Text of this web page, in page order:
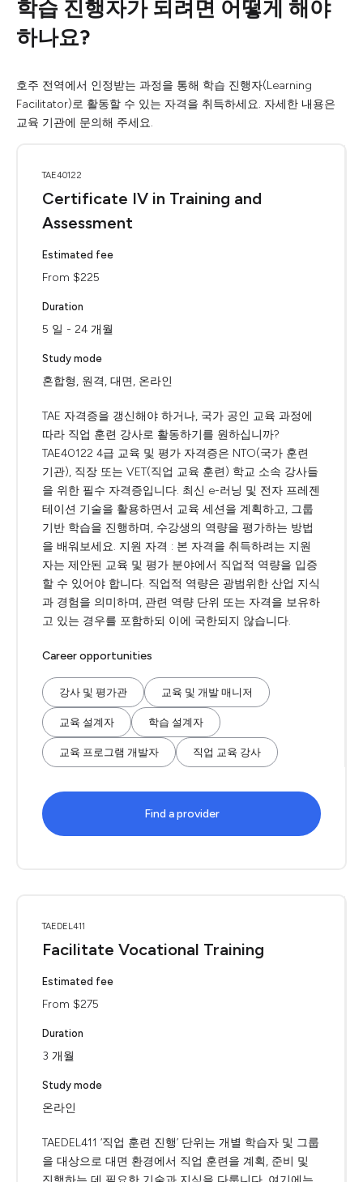
학습 진행자가 되려면 어떻게 해야
하나요?
호주 전역에서 인정받는 과정을 통해 학습 진행자(Learning
Facilitator)로 활동할 수 있는 자격을 취득하세요. 자세한 내용은
교육 기관에 문의해 주세요.
TAE40122
Certificate IV in Training and
Assessment
Estimated fee
From $225
Duration
5 일 - 24 개월
Study mode
혼합형, 원격, 대면, 온라인
TAE 자격증을 갱신해야 하거나, 국가 공인 교육 과정에
따라 직업 훈련 강사로 활동하기를 원하십니까?
TAE40122 4급 교육 및 평가 자격증은 NTO(국가 훈련
기관), 직장 또는 VET(직업 교육 훈련) 학교 소속 강사들
을 위한 필수 자격증입니다. 최신 e-러닝 및 전자 프레젠
테이션 기술을 활용하면서 교육 세션을 계획하고, 그룹
기반 학습을 진행하며, 수강생의 역량을 평가하는 방법
을 배워보세요. 지원 자격 : 본 자격을 취득하려는 지원
자는 제안된 교육 및 평가 분야에서 직업적 역량을 입증
할 수 있어야 합니다. 직업적 역량은 광범위한 산업 지식
과 경험을 의미하며, 관련 역량 단위 또는 자격을 보유하
고 있는 경우를 포함하되 이에 국한되지 않습니다.
Career opportunities
강사 및 평가관 교육 및 개발 매니저
교육 설계자 학습 설계자
교육 프로그램 개발자 직업 교육 강사
Find a provider
TAEDEL411
Facilitate Vocational Training
Estimated fee
From $275
Duration
3 개월
Study mode
온라인
TAEDEL411 ‘직업 훈련 진행’ 단위는 개별 학습자 및 그룹
을 대상으로 대면 환경에서 직업 훈련을 계획, 준비 및